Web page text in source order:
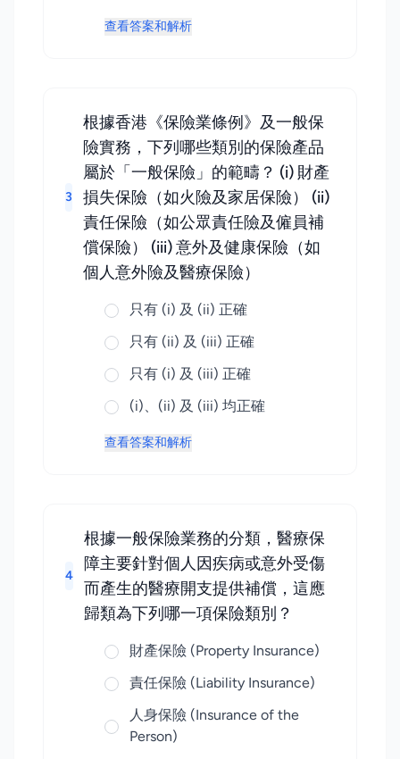
查看答案和解析
3
根據香港《保險業條例》及一般保
險實務，下列哪些類別的保險產品
屬於「一般保險」的範疇？ (i) 財產
損失保險（如火險及家居保險） (ii)
責任保險（如公眾責任險及僱員補
償保險） (iii) 意外及健康保險（如
個人意外險及醫療保險）
只有 (i) 及 (ii) 正確
只有 (ii) 及 (iii) 正確
只有 (i) 及 (iii) 正確
(i)、(ii) 及 (iii) 均正確
查看答案和解析
4
根據一般保險業務的分類，醫療保
障主要針對個人因疾病或意外受傷
而產生的醫療開支提供補償，這應
歸類為下列哪一項保險類別？
財產保險 (Property Insurance)
責任保險 (Liability Insurance)
人身保險 (Insurance of the
Person)